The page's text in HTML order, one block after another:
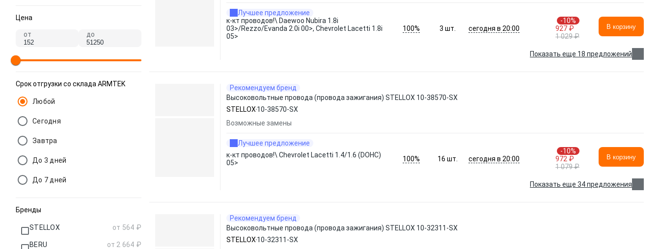
Цена
от до
Срок отгрузки со склада ARMTEK
Любой
Сегодня
Завтра
До 3 дней
До 7 дней
Бренды
STELLOX от 564 ₽
BERU от 2 664 ₽
Лучшее предложение
к-кт проводов!\ Daewoo Nubira 1.8i
03>/Rezzo/Evanda 2.0i 00>, Chevrolet Lacetti 1.8i
05>
100% 3 шт. сегодня в 20:00
-10%
927 ₽
1 029 ₽
В корзину
Показать еще 18 предложений
Рекомендуем бренд
Высоковольтные провода (провода зажигания) STELLOX 10-38570-SX
STELLOX 10-38570-SX
Возможные замены
Лучшее предложение
к-кт проводов!\ Chevrolet Lacetti 1.4/1.6 (DOHC)
05>
100% 16 шт. сегодня в 20:00
-10%
972 ₽
1 079 ₽
В корзину
Показать еще 34 предложения
Рекомендуем бренд
Высоковольтные провода (провода зажигания) STELLOX 10-32311-SX
STELLOX 10-32311-SX